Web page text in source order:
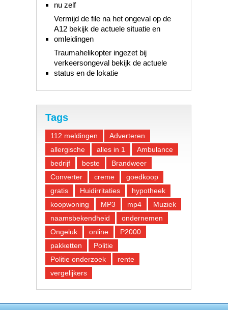
nu zelf
Vermijd de file na het ongeval op de
A12 bekijk de actuele situatie en
omleidingen
Traumahelikopter ingezet bij
verkeersongeval bekijk de actuele
status en de lokatie
Tags
112 meldingen
Adverteren
allergische
alles in 1
Ambulance
bedrijf
beste
Brandweer
Converter
creme
goedkoop
gratis
Huidirritaties
hypotheek
koopwoning
MP3 mp4
Muziek
naamsbekendheid
ondernemen
Ongeluk
online
P2000
pakketten
Politie
Politie onderzoek
rente
vergelijkers